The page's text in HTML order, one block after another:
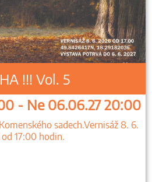
!!! Vol. 5
- Ne 06.06.27 20:00
sadech.Vernisáž 8. 6.
17:00 hodin.